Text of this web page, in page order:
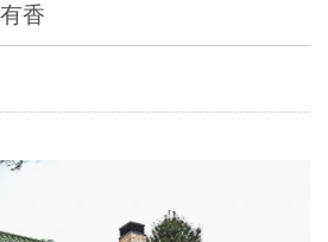
香